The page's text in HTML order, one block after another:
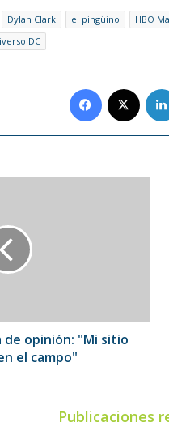
Dylan Clark el pingüino HBO
DC
Facebook
de opinión: "Mi sitio
el campo"
Publicaciones